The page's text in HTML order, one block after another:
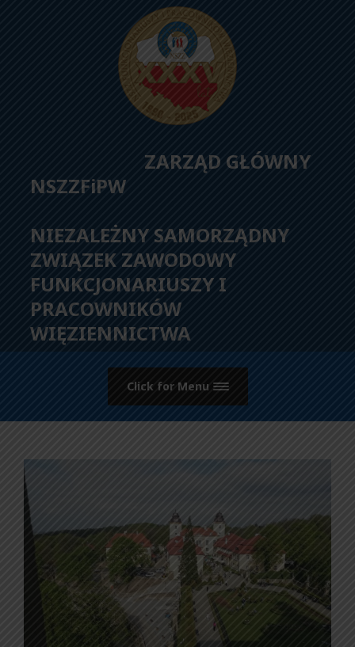
ZARZĄD GŁÓWNY
NSZZFiPW
NIEZALEŻNY SAMORZĄDNY
ZWIĄZEK ZAWODOWY
FUNKCJONARIUSZY I
PRACOWNIKÓW
WIĘZIENNICTWA
Click for Menu